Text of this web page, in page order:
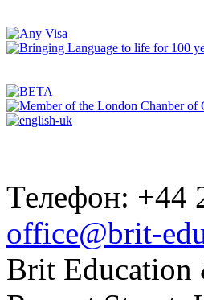
Телефон: +44
office@brit-
Brit Education